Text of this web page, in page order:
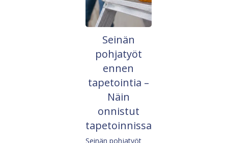
Seinän
pohjatyöt
ennen
tapetointia –
Näin
onnistut
tapetoinnissa
Seinän pohjatyöt